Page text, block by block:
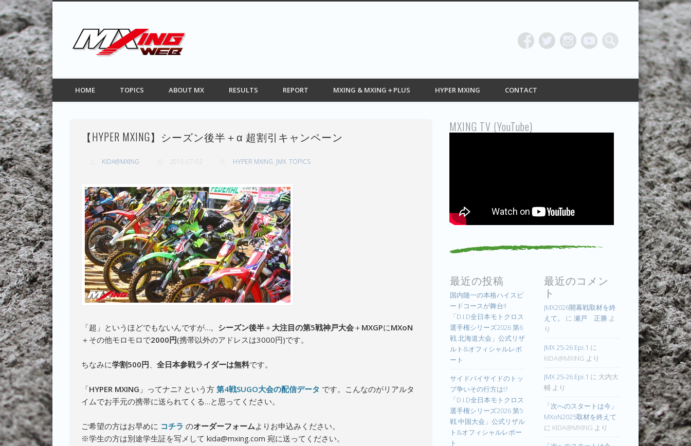
MXING web モトクロス情報 MOTOCROSSING
モトクロス情報サイト
FacebookTwitterPinterest Vimeo
HOME TOPICS ABOUT MX RESULTS REPORT MXING & MXING＋PLUS HYPER MXING CONTACT
【HYPER MXING】シーズン後半＋α 超割引キャンペーン
KIDA@MXING 2015-07-02 HYPER MXING, JMX,TOPICS
「超」というほどでもないんですが…。 シーズン後半＋ 大注目の第5戦神戸大会＋ MXGPにMXoN
＋その他モロモロで2000円(携帯以外のアドレスは3000円)です。
ちなみに学割500円 、全日本参戦ライダーは無料です。
「HYPER MXING 」ってナニ? という方第4戦SUGO大会の配信データ です。こんなのがリアルタ
イムでお手元の携帯に送られてくる…と思ってください。
ご希望の方はお早めに コチラ のオーダーフォームよりお申込みください。
※学生の方は別途学生証を写メして kida@mxing.com 宛に送ってください。
MXING TV (YouTube)
最近の投稿
国内随一の本格ハイスピ
ードコースが舞台!!
「D.I.D全日本モトクロス
選手権シリーズ2026 第6
戦 北海道大会」公式リザ
ルト&オフィシャルレポ
ート
サイドバイサイドのトッ
プ争いその行方は!?
「D.I.D全日本モトクロス
選手権シリーズ2026 第5
戦 中国大会」公式リザル
ト&オフィシャルレポー
ト
最近のコメン
ト
JMX2026開幕戦取材を終
えて。
に 瀬戸 正勝 よ
り
JMX 25-26 Epi.1 に
KIDA@MXING より
JMX 25-26 Epi.1 に 大内大
輔 より
「次へのスタートは今」
MXoN2025取材を終えて
に KIDA@MXING より